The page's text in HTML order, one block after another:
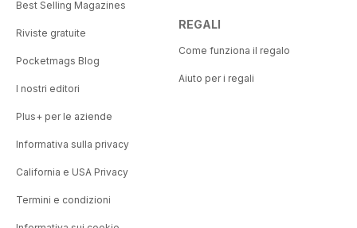
Best Selling Magazines
Riviste gratuite
Pocketmags Blog
I nostri editori
Plus+ per le aziende
Informativa sulla privacy
California e USA Privacy
Termini e condizioni
REGALI
Come funziona il regalo
Aiuto per i regali